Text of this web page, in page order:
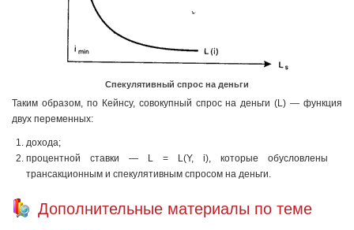
Спекулятивный спрос на деньги
Таким образом, по Кейнсу, совокупный спрос на деньги (L) — функция
двух переменных:
дохода;
процентной ставки — L = L(Y, i), которые обусловлены
трансакционным и спекулятивным спросом на деньги.
Дополнительные материалы по теме